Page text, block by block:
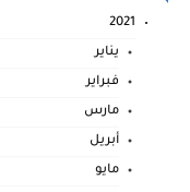
2021
يناير
فبراير
مارس
أبريل
مايو